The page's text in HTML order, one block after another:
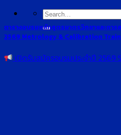
Search
for:
ตารางอบรมหลักสูตรมาตรวิทยาและการ
2569 Metrology & Calibration
เปิดรับสมัครอบรมประจำปี